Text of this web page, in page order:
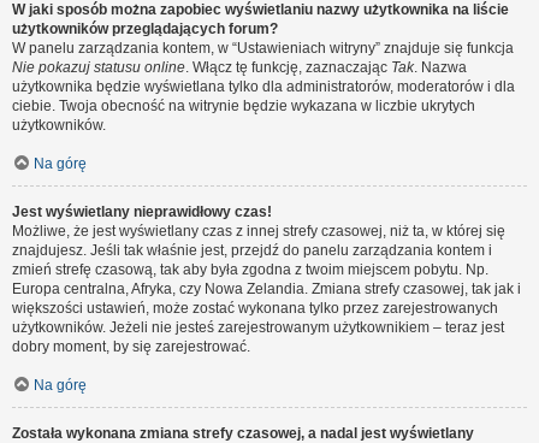
W jaki sposób można zapobiec wyświetlaniu nazwy użytkownika na liście
użytkowników przeglądających forum?
W panelu zarządzania kontem, w “Ustawieniach witryny” znajduje się funkcja
Nie pokazuj statusu online. Włącz tę funkcję, zaznaczając Tak. Nazwa
użytkownika będzie wyświetlana tylko dla administratorów, moderatorów i dla
ciebie. Twoja obecność na witrynie będzie wykazana w liczbie ukrytych
użytkowników.
Na górę
Jest wyświetlany nieprawidłowy czas!
Możliwe, że jest wyświetlany czas z innej strefy czasowej, niż ta, w której się
znajdujesz. Jeśli tak właśnie jest, przejdź do panelu zarządzania kontem i
zmień strefę czasową, tak aby była zgodna z twoim miejscem pobytu. Np.
Europa centralna, Afryka, czy Nowa Zelandia. Zmiana strefy czasowej, tak jak i
większości ustawień, może zostać wykonana tylko przez zarejestrowanych
użytkowników. Jeżeli nie jesteś zarejestrowanym użytkownikiem – teraz jest
dobry moment, by się zarejestrować.
Na górę
Została wykonana zmiana strefy czasowej, a nadal jest wyświetlany